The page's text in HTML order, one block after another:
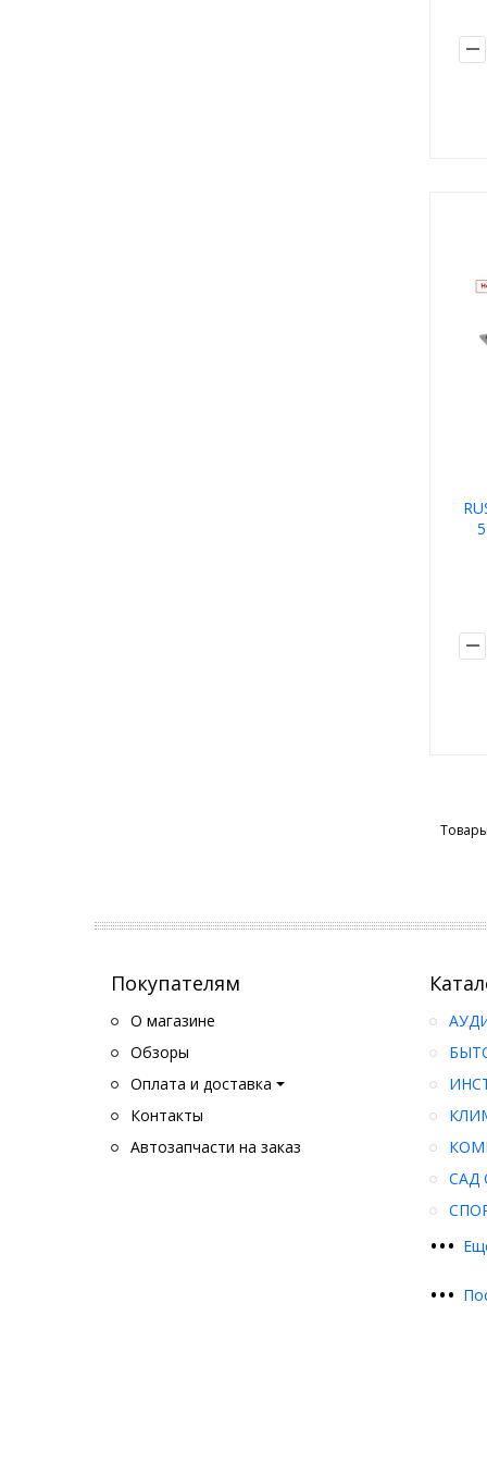
Покупателям
О магазине
Обзоры
Оплата и доставка
Контакты
Автозапчасти на заказ
•••
САД
•••